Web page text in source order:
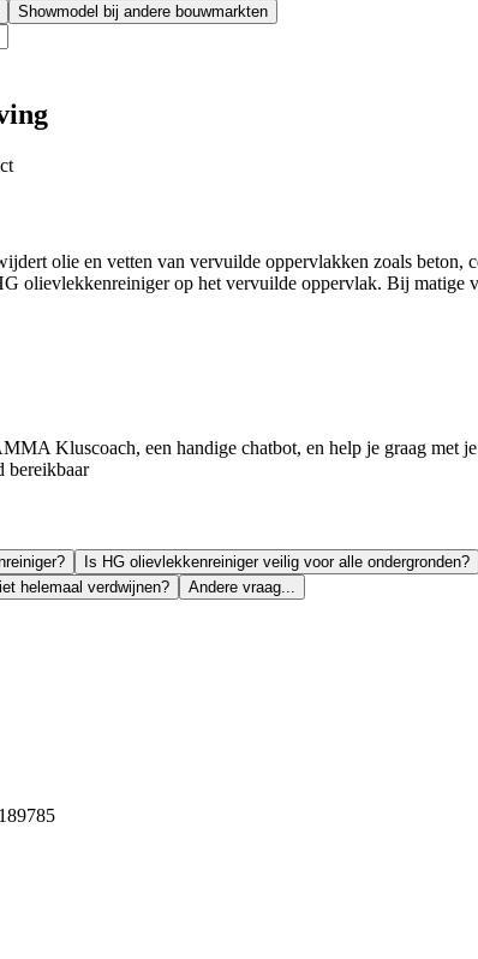
Showmodel bij andere bouwmarkten
olie en vetten van vervuilde oppervlakken zoals beton,
olievlekkenreiniger op het vervuilde oppervlak. Bij
Kluscoach, een handige chatbot, en help je graag met
Is HG olievlekkenreiniger veilig voor alle ondergronden?
helemaal verdwijnen?
Andere vraag...